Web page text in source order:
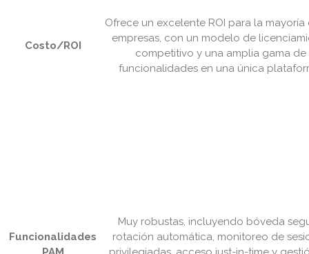
Costo/ROI
Ofrece un excelente ROI para la mayoría
empresas, con un modelo de
competitivo y una amplia gama de
funcionalidades en una única
Funcionalidades
Muy robustas, incluyendo bóveda
rotación automática, monitoreo de